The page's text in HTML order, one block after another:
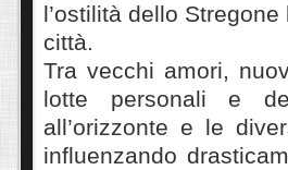
l’ostilità dello
città.
Tra vecchi amori,
lotte personali e
all’orizzonte e le
influenzando